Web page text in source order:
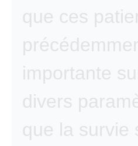
que ces
importante
divers
que la survie